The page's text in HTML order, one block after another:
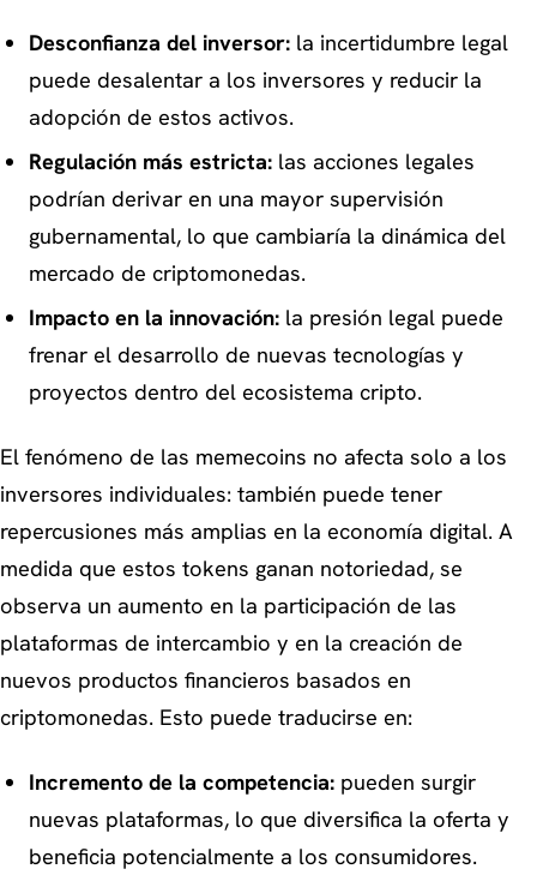
Desconfianza del inversor:la incertidumbre legal
puede desalentar a los inversores y reducir la
adopción de estos activos.
Regulación más estricta:las acciones legales
podrían derivar en una mayor supervisión
gubernamental, lo que cambiaría la dinámica del
mercado de criptomonedas.
Impacto en la innovación:la presión legal puede
frenar el desarrollo de nuevas tecnologías y
proyectos dentro del ecosistema cripto.
El fenómeno de las memecoins no afecta solo a los
inversores individuales: también puede tener
repercusiones más amplias en la economía digital. A
medida que estos tokens ganan notoriedad, se
observa un aumento en la participación de las
plataformas de intercambio y en la creación de
nuevos productos financieros basados en
criptomonedas. Esto puede traducirse en:
Incremento de la competencia:pueden surgir
nuevas plataformas, lo que diversifica la oferta y
beneficia potencialmente a los consumidores.